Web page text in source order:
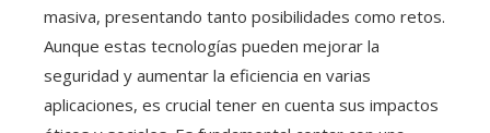
masiva, presentando tanto posibilidades como retos.
Aunque estas tecnologías pueden mejorar la
seguridad y aumentar la eficiencia en varias
aplicaciones, es crucial tener en cuenta sus impactos